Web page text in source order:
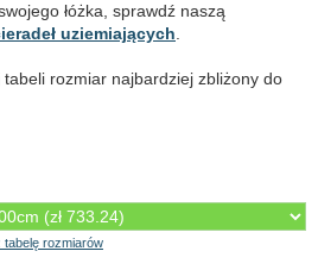
łóżka, sprawdź naszą
uziemiających.
rozmiar najbardziej zbliżony do
tabelę rozmiarów